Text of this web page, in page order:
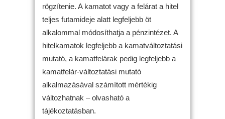
rögzítenie. A kamatot vagy a felárat a hitel
teljes futamideje alatt legfeljebb öt
alkalommal módosíthatja a pénzintézet. A
hitelkamatok legfeljebb a kamatváltoztatási
mutató, a kamatfelárak pedig legfeljebb a
kamatfelár-változtatási mutató
alkalmazásával számított mértékig
változhatnak – olvasható a
tájékoztatásban.